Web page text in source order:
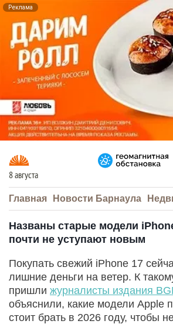
Реклама
8 августа
Главная Новости Барнаула
Названы старые модели
почти не уступают новым
Покупать свежий iPhone 17
лишние деньги на ветер. К
пришли журналисты издания
объяснили, какие модели Apple
стоит брать в 2026 году, чтобы